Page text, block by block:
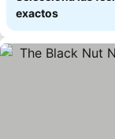
exactos